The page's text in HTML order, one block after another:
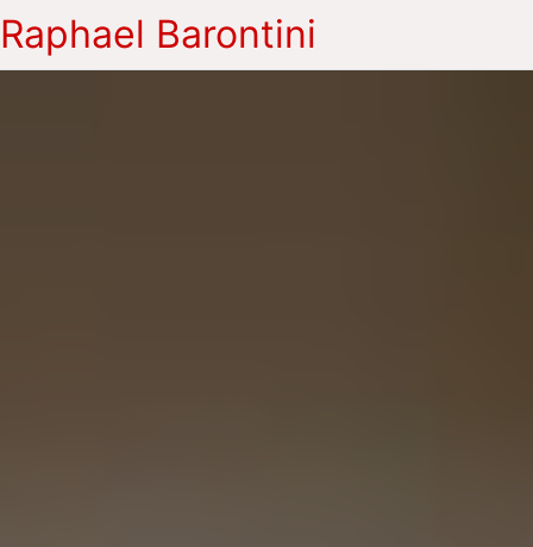
Raphael Barontini